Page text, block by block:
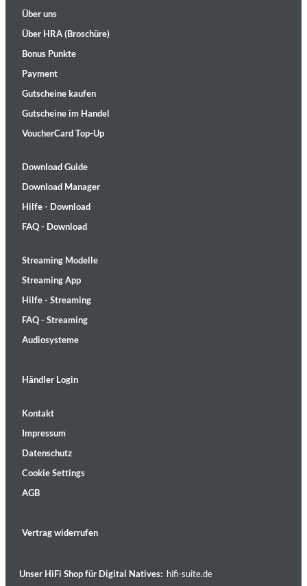
Über uns
Über HRA (Broschüre)
Bonus Punkte
Payment
Gutscheine kaufen
Gutscheine im Handel
VoucherCard Top-Up
Download Guide
Download Manager
Hilfe - Download
FAQ - Download
Streaming Modelle
Streaming App
Hilfe - Streaming
FAQ - Streaming
Audiosysteme
Händler Login
Kontakt
Impressum
Datenschutz
Cookie Settings
AGB
Vertrag widerrufen
Unser HiFi Shop für Digital Natives: hifi-suite.de